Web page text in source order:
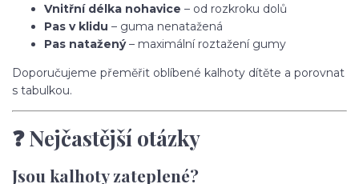
Vnitřní délka nohavice – od rozkroku dolů
Pas v klidu – guma nenatažená
Pas natažený– maximální roztažení gumy
Doporučujeme přeměřit oblíbené kalhoty dítěte a porovnat
s tabulkou.
❓ Nejčastější otázky
Jsou kalhoty zateplené?